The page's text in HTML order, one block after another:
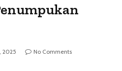
2025
No Comments